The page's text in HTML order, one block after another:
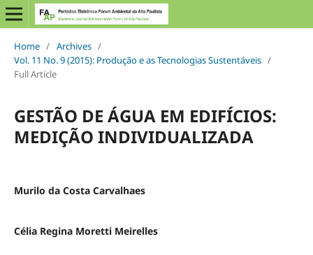
Home / Archives /
Vol. 11 No. 9 (2015): Produção e as Tecnologias Sustentáveis /
Full Article
GESTÃO DE ÁGUA EM EDIFÍCIOS:
MEDIÇÃO INDIVIDUALIZADA
Murilo da Costa Carvalhaes
Célia Regina Moretti Meirelles